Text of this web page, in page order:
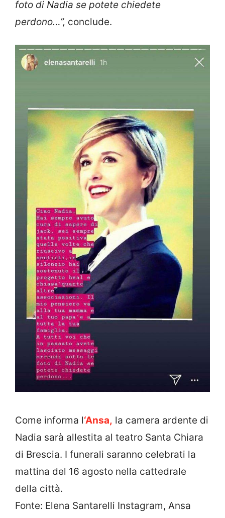
foto di Nadia se potete chiedete
perdono…”, conclude.
Come informa l‘Ansa, la camera ardente di
Nadia sarà allestita al teatro Santa Chiara
di Brescia. I funerali saranno celebrati la
mattina del 16 agosto nella cattedrale
della città.
Fonte: Elena Santarelli Instagram, Ansa